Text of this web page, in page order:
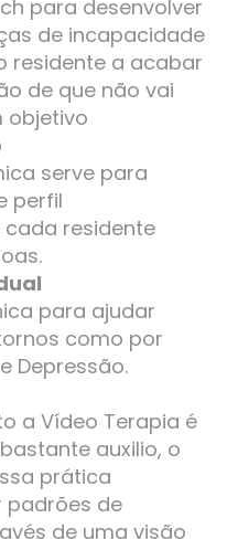
para desenvolver
de incapacidade
residente a acabar
de que não vai
objetivo
serve para
perfil
residente
para ajudar
como por
Depressão.
a Vídeo Terapia é
auxilio, o
prática
padrões de
de uma visão